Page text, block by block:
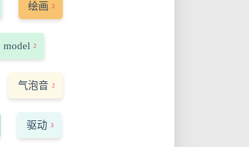
绘画 2
model 2
气泡音 2
驱动 3